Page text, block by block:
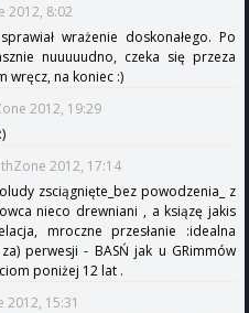
2012, 8:02
wrażenie doskonałego. Po
nuuuuudno, czeka się przeza
wręcz, na koniec :)
2012, 19:29
2012, 17:14
zsciągnięte_bez powodzenia_ z
nieco drewniani , a ksiązę jakis
mroczne przesłanie :idealna
perwesji - BASŃ jak u GRimmów
poniżej 12 lat .
15:31